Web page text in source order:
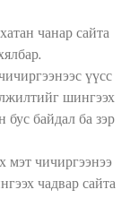
чанар сайта
үүсс
шингээх
байдал ба зэр
мэт чичиргээнээ
чадвар сайта